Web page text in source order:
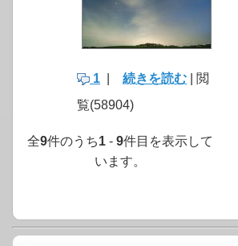
1 続きを読む | 閲
覧(58904)
全9件のうち1 - 9件目を表示して
います。